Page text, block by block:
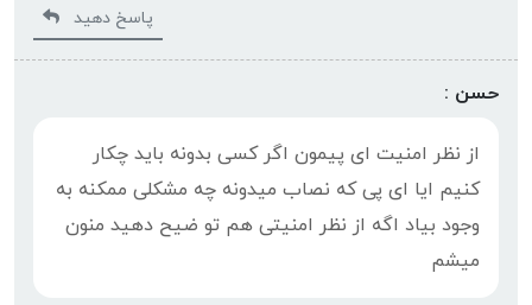
پاسخ دهید
حسن :
از نظر امنیت ای پیمون اگر کسی بدونه باید چکار
کنیم ایا ای پی که نصاب میدونه چه مشکلی ممکنه به
وجود بیاد اگه از نظر امنیتی هم تو ضیح دهید منون
میشم